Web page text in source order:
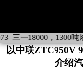
三一18000，1300
以中联ZTC950V
介绍